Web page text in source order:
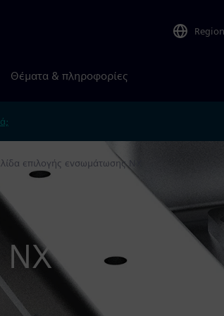
Region
Θέματα & πληροφορίες
επιλογής ενσωμάτωσης NX
NX